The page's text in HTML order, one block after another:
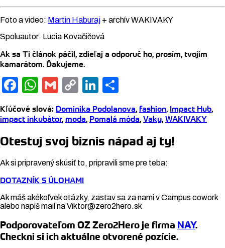
Foto a video: Martin Haburaj + archív WAKIVAKY
Spoluautor: Lucia Kovačičová
Ak sa Ti článok páčil, zdieľaj a odporuč ho, prosím, tvojim
kamarátom. Ďakujeme.
Facebook
WhatsApp
GmailCopyLinkedIn
Kľúčové slová: Dominika Podolanova, fashion, Impact Hub,
impact inkubátor, moda, Pomalá móda, Vaky, WAKIVAKY
Otestuj svoj biznis nápad aj ty!
Ak si pripravený skúsiť to, pripravili sme pre teba:
DOTAZNÍK S ÚLOHAMI
Ak máš akékoľvek otázky, zastav sa za nami v Campus cowork
alebo napíš mail na Viktor@zero2hero.sk
Podporovateľom OZ Zero2Hero je firma NAY.
Checkni si ich aktuálne otvorené pozície.